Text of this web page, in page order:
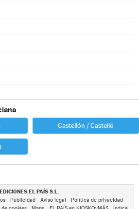
Castellón / Castelló
EDICIONES EL PAÍS S.L.
Publicidad Aviso legal
Política de privacidad